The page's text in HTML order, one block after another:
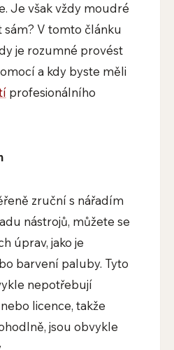
Je však vždy moudré
V tomto článku
je rozumné provést
a kdy byste měli
profesionálního
zruční s nářadím
nástrojů, můžete se
úprav, jako je
barvení paluby. Tyto
nepotřebují
licence, takže
jsou obvykle